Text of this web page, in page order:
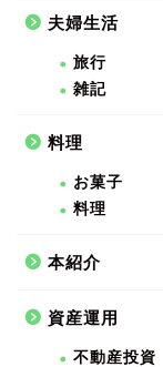
夫婦生活
旅行
雑記
料理
お菓子
料理
本紹介
資産運用
不動産投資